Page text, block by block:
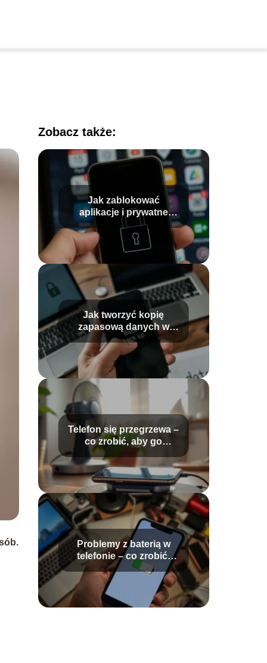
Zobacz także:
Jak zablokować
aplikacje i prywatne
dane? Praktyczny
przewodnik
Jak tworzyć kopię
zapasową danych w
telefonie? Praktyczny
przewodnik
Telefon się przegrzewa –
co zrobić, aby go
schłodzić?
Problemy z baterią w
telefonie – co zrobić,
jeśli POCO F3 ma
problemy?